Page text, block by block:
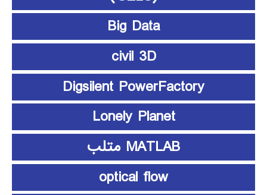
Big Data
civil 3D
Digsilent PowerFactory
Lonely Planet
MATLAB متلب
optical flow